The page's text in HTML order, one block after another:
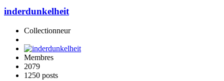
inderdunkelheit
Collectionneur
Membres
2079
1250 posts